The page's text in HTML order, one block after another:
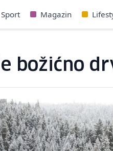
Sport Magazin
božićno